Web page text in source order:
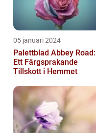
05 januari 2024
Palettblad Abbey Road:
Ett Färgsprakande
Tillskott i Hemmet